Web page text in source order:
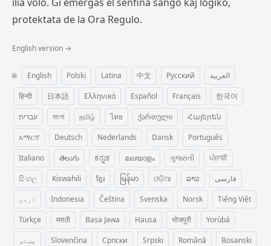
protektata de la Ora Regulo.
English version →
🌐 English Polski Latina 中文 Русский
العربية
हिन्दी
日本語 Ελληνικά Español Français
한국어
עברית
বাংলা தமிழ் ไทย ქართული
Հայերեն
አማርኛ
Deutsch Nederlands Dansk
Português
Italiano
తెలుగు ಕನ್ನಡ മലയാളം ગુજરાતી
ਪੰਜਾਬੀ
සිංහල
Kiswahili ខ្មែរ မြန်မာ ଓଡ଼ିଆ ລາວ
فارسی
اردو
Indonesia Čeština Svenska Norsk
Tiếng Việt
Türkçe
मराठी Basa Jawa Hausa भोजपुरी
Yorùbá
پښتو
Slovenčina Српски Srpski Română
Bosanski